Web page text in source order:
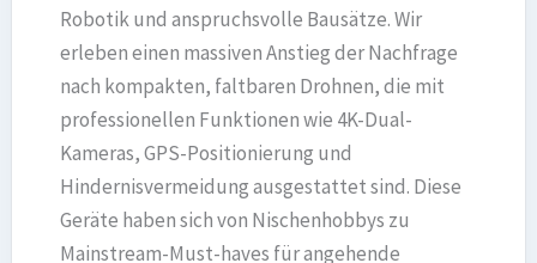
Robotik und anspruchsvolle Bausätze. Wir
erleben einen massiven Anstieg der Nachfrage
nach kompakten, faltbaren Drohnen, die mit
professionellen Funktionen wie 4K-Dual-
Kameras, GPS-Positionierung und
Hindernisvermeidung ausgestattet sind. Diese
Geräte haben sich von Nischenhobbys zu
Mainstream-Must-haves für angehende